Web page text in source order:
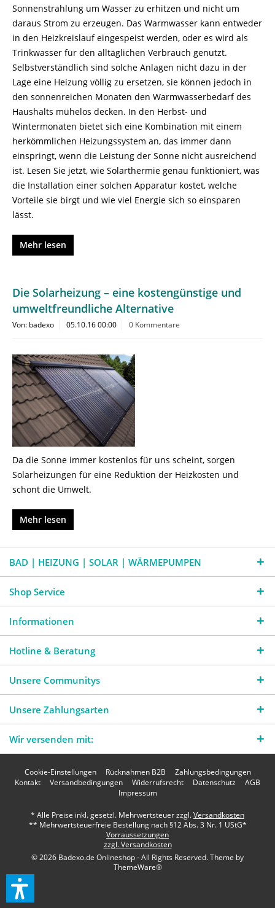
Sonnenstrahlung um Wasser zu erhitzen und nicht um
daraus Strom zu erzeugen. Das Warmwasser kann entweder
in den Heizkreislauf eingespeist werden, oder es wird als
Trinkwasser für den alltäglichen Verbrauch genutzt.
Selbstverständlich sind solche Anlagen nicht dazu in der
Lage eine Heizung völlig zu ersetzen, sie können jedoch in
den sonnenreichen Monaten den Warmwasserbedarf des
Haushalts mühelos decken. In den Herbst- und
Wintermonaten bietet sich eine Kombination mit einem
herkömmlichen Heizungssystem an, das immer dann
einspringt, wenn die Leistung der Sonne nicht ausreichend
ist. Lesen Sie jetzt, wie Solarthermie genau funktioniert, was
die Installation einer solchen Apparatur kostet, welche
Vorteile sie birgt und wie viel Energie sich so einsparen
lässt.
Mehr lesen
Die Solarheizung – eine kostengünstige und
umweltfreundliche Alternative
Von: badexo 05.10.16 00:00 0 Kommentare
Da die Sonne immer kostenlos für uns scheint, sorgen
Solarheizungen für eine Reduktion der Heizkosten und
schont die Umwelt.
Mehr lesen
BAD | HEIZUNG | SOLAR | WÄRMEPUMPEN
Shop Service
Informationen
Hotline & Beratung
Unsere Communitys
Unsere Zahlungsarten
Wir versenden mit:
Cookie-Einstellungen Rücknahmen B2B
Zahlungsbedingungen
Kontakt
Versandbedingungen Widerrufsrecht Datenschutz
AGB
Impressum
* Alle Preise inkl. gesetzl. Mehrwertsteuer zzgl.Versandkosten
** Mehrwertsteuerfreie Bestellung nach §12 Abs. 3 Nr. 1 UStG*
Vorraussetzungen
zzgl. Versandkosten
© 2026 Badexo.de Onlineshop - All Rights Reserved. Theme by
ThemeWare®